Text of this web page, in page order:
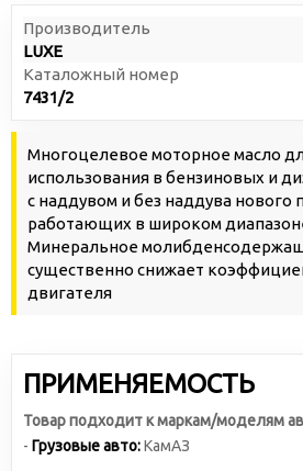
Производитель
LUXE
Каталожный номер
7431/2
Многоцелевое моторное масло
использования в бензиновых и
с наддувом и без наддува нового
работающих в широком
Минеральное
существенно снижает
двигателя
ПРИМЕНЯЕМОСТЬ
Товар подходит к маркам/моделям
- Грузовые авто:КамАЗ